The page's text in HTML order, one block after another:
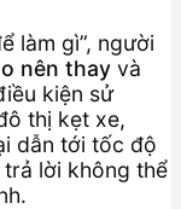
làm gì”, người
nên thay và
kiện sử
thị kẹt xe,
dẫn tới tốc độ
lời không thể